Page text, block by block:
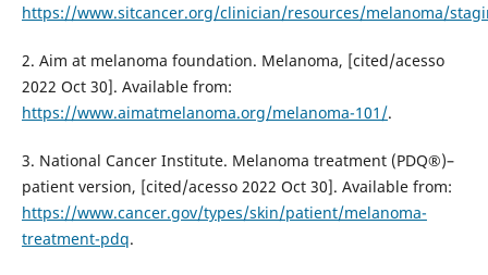
https://www.sitcancer.org/clinician/resources/melanoma/
2. Aim at melanoma foundation. Melanoma, [cited/acesso
2022 Oct 30]. Available from:
https://www.aimatmelanoma.org/melanoma-101/.
3. National Cancer Institute. Melanoma treatment (PDQ®)–
patient version, [cited/acesso 2022 Oct 30]. Available from:
https://www.cancer.gov/types/skin/patient/melanoma-
treatment-pdq.